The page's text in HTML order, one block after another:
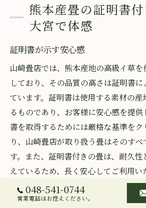
熊本産畳の証明書
大宮で体感
証明書が示す安心感
山崎畳店では、熊本産地の高級イ草
しており、その品質の高さは証明書
ています。証明書は使用する素材の
るものであり、お客様に安心感を提
書を取得するためには厳格な基準をク
り、山崎畳店が取り扱う畳はそのす
す。また、証明書付きの畳は、耐久
えているため、長く安心してご利用い
高品質の基準と選び方
048-541-0744
営業電話はお控えください。